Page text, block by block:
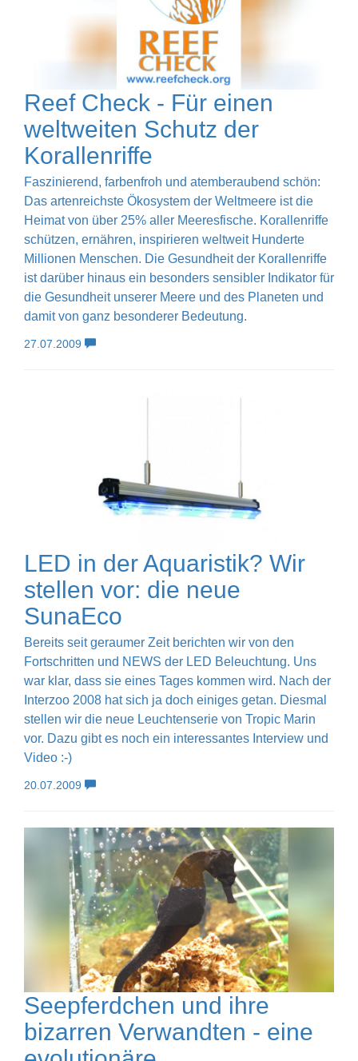
Reef Check - Für einen
weltweiten Schutz der
Korallenriffe
Faszinierend, farbenfroh und atemberaubend schön:
Das artenreichste Ökosystem der Weltmeere ist die
Heimat von über 25% aller Meeresfische. Korallenriffe
schützen, ernähren, inspirieren weltweit Hunderte
Millionen Menschen. Die Gesundheit der Korallenriffe
ist darüber hinaus ein besonders sensibler Indikator für
die Gesundheit unserer Meere und des Planeten und
damit von ganz besonderer Bedeutung.
27.07.2009
LED in der Aquaristik? Wir
stellen vor: die neue
SunaEco
Bereits seit geraumer Zeit berichten wir von den
Fortschritten und NEWS der LED Beleuchtung. Uns
war klar, dass sie eines Tages kommen wird. Nach der
Interzoo 2008 hat sich ja doch einiges getan. Diesmal
stellen wir die neue Leuchtenserie von Tropic Marin
vor. Dazu gibt es noch ein interessantes Interview und
Video :-)
20.07.2009
Seepferdchen und ihre
bizarren Verwandten - eine